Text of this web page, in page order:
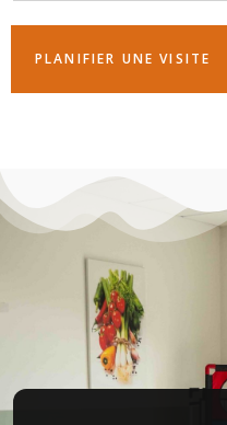
PLANIFIER UNE VISITE